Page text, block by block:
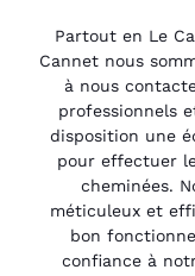
Partout en Le
Cannet nous
à nous
professionnels
disposition une
pour effectuer
cheminées.
méticuleux et
bon
confiance à